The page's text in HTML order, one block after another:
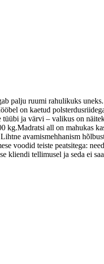
palju ruumi rahulikuks
on kaetud
ja värvi – valikus on
all on mahukas
avamismehhanism
voodid teiste peatsitega:
kliendi tellimusel ja seda ei saa